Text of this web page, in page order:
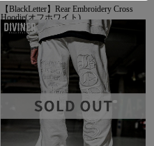
【BlackLetter】Rear Embroidery Cross
Hoodie(オフホワイト)